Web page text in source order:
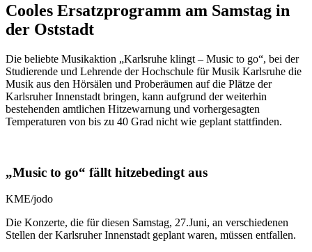
Cooles Ersatzprogramm am Samstag in
der Oststadt
Die beliebte Musikaktion „Karlsruhe klingt – Music to go“, bei der
Studierende und Lehrende der Hochschule für Musik Karlsruhe die
Musik aus den Hörsälen und Proberäumen auf die Plätze der
Karlsruher Innenstadt bringen, kann aufgrund der weiterhin
bestehenden amtlichen Hitzewarnung und vorhergesagten
Temperaturen von bis zu 40 Grad nicht wie geplant stattfinden.
„Music to go“ fällt hitzebedingt aus
KME/jodo
Die Konzerte, die für diesen Samstag, 27.Juni, an verschiedenen
Stellen der Karlsruher Innenstadt geplant waren, müssen entfallen.